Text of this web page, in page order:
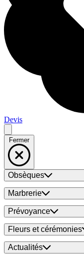
Devis
Fermer
Obsèques
Marbrerie
Prévoyance
Fleurs et cérémonies
Actualités